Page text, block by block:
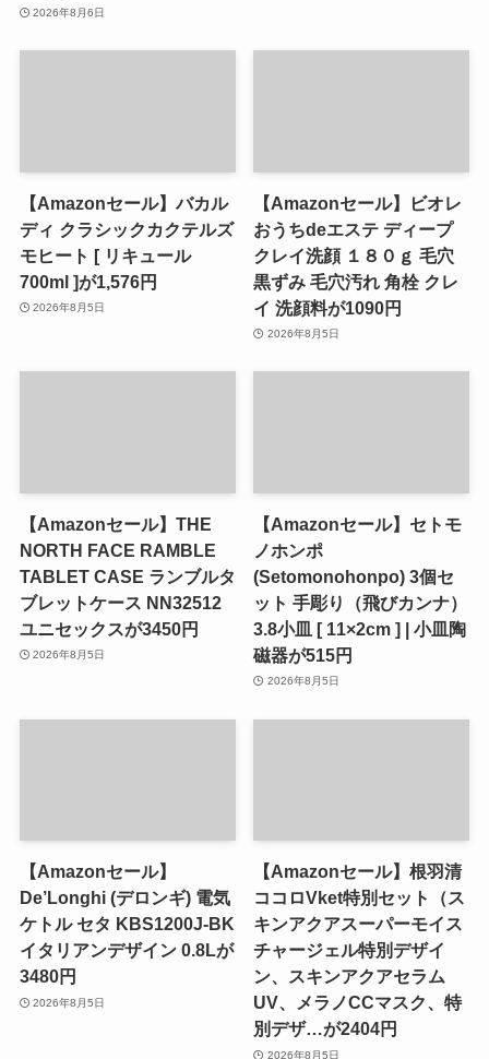
2026年8月6日
【Amazonセール】バカル
ディ クラシックカクテルズ
モヒート [ リキュール
700ml ]が1,576円
2026年8月5日
【Amazonセール】ビオレ
おうちdeエステ ディープ
クレイ洗顔 １８０ｇ 毛穴
黒ずみ 毛穴汚れ 角栓 クレ
イ 洗顔料が1090円
2026年8月5日
【Amazonセール】THE
NORTH FACE RAMBLE
TABLET CASE ランブルタ
ブレットケース NN32512
ユニセックスが3450円
2026年8月5日
【Amazonセール】セトモ
ノホンポ
(Setomonohonpo) 3個セ
ット 手彫り（飛びカンナ）
3.8小皿 [ 11×2cm ] | 小皿陶
磁器が515円
2026年8月5日
【Amazonセール】
De’Longhi (デロンギ) 電気
ケトル セタ KBS1200J-BK
イタリアンデザイン 0.8Lが
3480円
2026年8月5日
【Amazonセール】根羽清
ココロVket特別セット（ス
キンアクアスーパーモイス
チャージェル特別デザイ
ン、スキンアクアセラム
UV、メラノCCマスク、特
別デザ…が2404円
2026年8月5日